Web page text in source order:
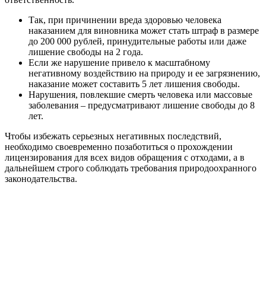
Так, при причинении вреда здоровью человека
наказанием для виновника может стать штраф в размере
до 200 000 рублей, принудительные работы или даже
лишение свободы на 2 года.
Если же нарушение привело к масштабному
негативному воздействию на природу и ее загрязнению,
наказание может составить 5 лет лишения свободы.
Нарушения, повлекшие смерть человека или массовые
заболевания – предусматривают лишение свободы до 8
лет.
Чтобы избежать серьезных негативных последствий,
необходимо своевременно позаботиться о прохождении
лицензирования для всех видов обращения с отходами, а в
дальнейшем строго соблюдать требования природоохранного
законодательства.